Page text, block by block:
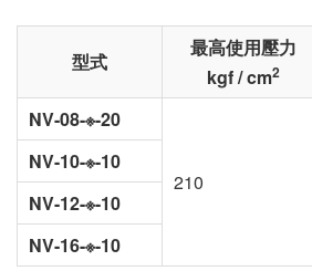
型式
最高使用壓力
kgf / cm2
NV-08-※-20
210
NV-10-※-10
NV-12-※-10
NV-16-※-10